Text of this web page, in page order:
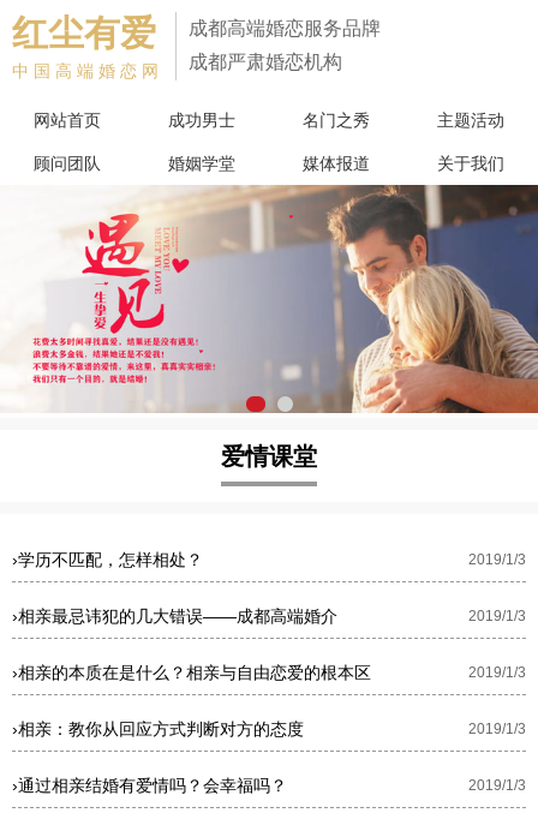
红尘有爱
中国高端婚恋网
成都高端婚恋服务品牌
成都严肃婚恋机构
网站首页 成功男士 名门之秀 主题活动
顾问团队 婚姻学堂 媒体报道 关于我们
爱情课堂
›学历不匹配，怎样相处？ 2019/1/3
›相亲最忌讳犯的几大错误——成都高端婚介 2019/1/3
›相亲的本质在是什么？相亲与自由恋爱的根本区 2019/1/3
›相亲：教你从回应方式判断对方的态度 2019/1/3
›通过相亲结婚有爱情吗？会幸福吗？ 2019/1/3